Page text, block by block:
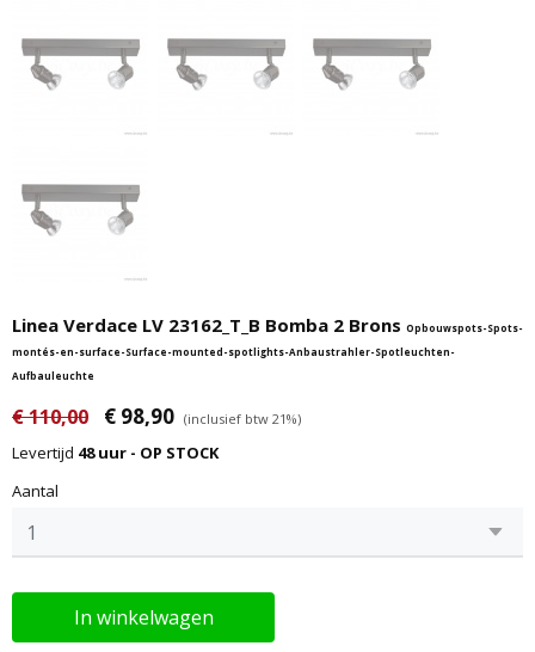
Linea Verdace LV 23162_T_B Bomba 2 Brons Opbouwspots-Spots-
montés-en-surface-Surface-mounted-spotlights-Anbaustrahler-Spotleuchten-
Aufbauleuchte
€ 110,00 € 98,90 (inclusief btw 21%)
Levertijd 48 uur - OP STOCK
Aantal
In winkelwagen